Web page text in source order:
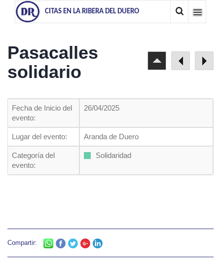
CITAS EN LA RIBERA DEL DUERO
Pasacalles
solidario
Fecha de Inicio del
evento:
26/04/2025
Lugar del evento: Aranda de Duero
Categoría del
evento:
Solidaridad
Compartir: